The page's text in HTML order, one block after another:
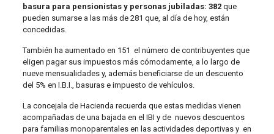
basura para pensionistas y personas jubiladas: 382que
pueden sumarse a las más de 281 que, al día de hoy, están
concedidas.
También ha aumentado en 151 el número de contribuyentes que
eligen pagar sus impuestos más cómodamente, a lo largo de
nueve mensualidades y, además beneficiarse de un descuento
del 5% en I.B.I., basuras e impuesto de vehículos.
La concejala de Hacienda recuerda que estas medidas vienen
acompañadas de una bajada en el IBI y de nuevos descuentos
para familias monoparentales en las actividades deportivas y en